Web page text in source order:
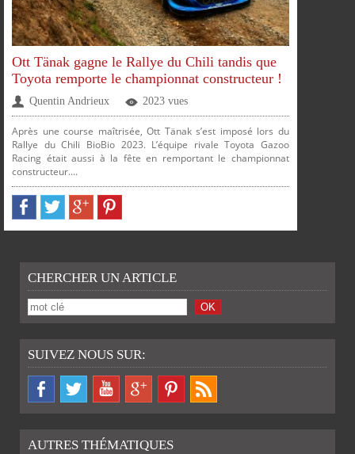
PARTAGERPARTAGERPARTAGERPARTAGER
Ott Tänak gagne le Rallye du Chili tandis que
Toyota remporte le championnat constructeur !
Quentin Andrieux 2023 vues
Après une course maîtrisée, Ott Tänak s’est imposé lors du
Rallye du Chili BioBio 2023. L’équipe rivale Toyota Gazoo
Racing était aussi à la fête en remportant le championnat
constructeur....
CHERCHER UN ARTICLE
SUIVEZ NOUS SUR:
AUTRES THÉMATIQUES